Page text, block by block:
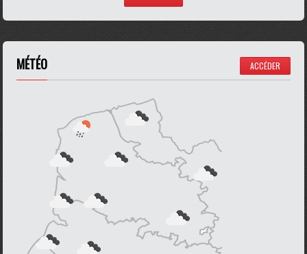
MÉTÉO ACCÉDER